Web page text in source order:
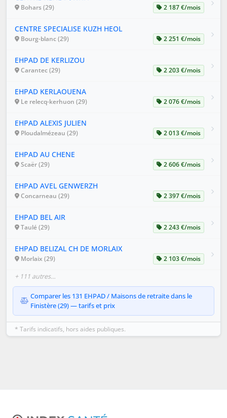
Bohars (29) 2 187 €/mois
CENTRE SPECIALISE KUZH HEOL
Bourg-blanc (29) 2 251 €/mois
EHPAD DE KERLIZOU
Carantec (29) 2 203 €/mois
EHPAD KERLAOUENA
Le relecq-kerhuon (29) 2 076 €/mois
EHPAD ALEXIS JULIEN
Ploudalmézeau (29) 2 013 €/mois
EHPAD AU CHENE
Scaër (29) 2 606 €/mois
EHPAD AVEL GENWERZH
Concarneau (29) 2 397 €/mois
EHPAD BEL AIR
Taulé (29) 2 243 €/mois
EHPAD BELIZAL CH DE MORLAIX
Morlaix (29) 2 103 €/mois
+ 111 autres…
Comparer les 131 EHPAD / Maisons de retraite dans le
Finistère (29) — tarifs et prix
* Tarifs indicatifs, hors aides publiques.